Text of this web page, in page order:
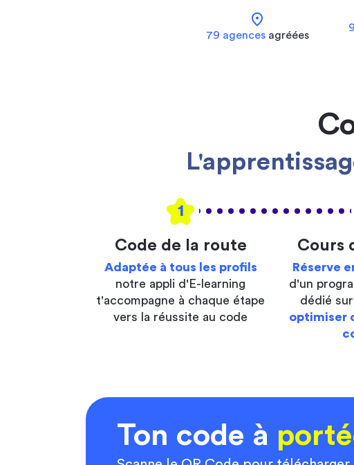
location_on
79 agences agréées
1
Code de la route
Adaptée à tous les profils
notre appli d'E-learning
t'accompagne à chaque étape
vers la réussite au code
Cours
Réserve
d'un
dédié
optimiser
Ton code à